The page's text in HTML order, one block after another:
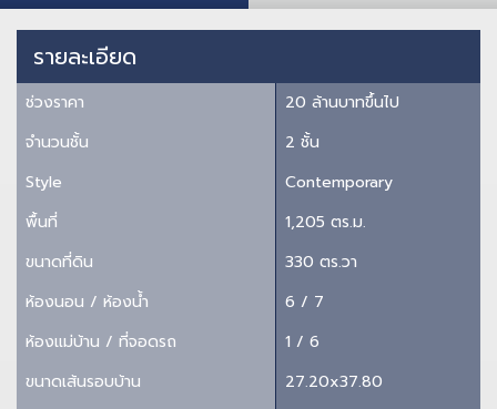
รายละเอียด
ช่วงราคา
20 ล้านบาทขึ้นไป
จำนวนชั้น
2 ชั้น
Style
Contemporary
พื้นที่
1,205 ตร.ม.
ขนาดที่ดิน
330 ตร.วา
ห้องนอน / ห้องน้ำ
6 / 7
ห้องแม่บ้าน / ที่จอดรถ
1 / 6
ขนาดเส้นรอบบ้าน
27.20x37.80